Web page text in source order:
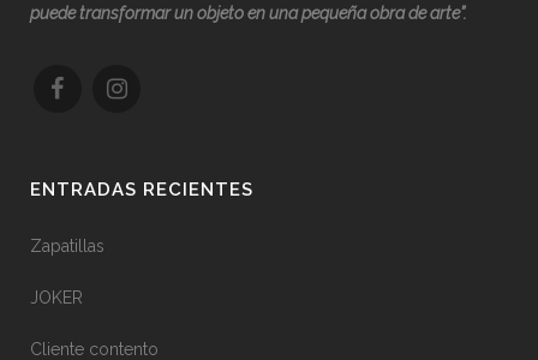
puede transformar un objeto en una pequeña obra de arte”.
ENTRADAS RECIENTES
Zapatillas
JOKER
Cliente contento